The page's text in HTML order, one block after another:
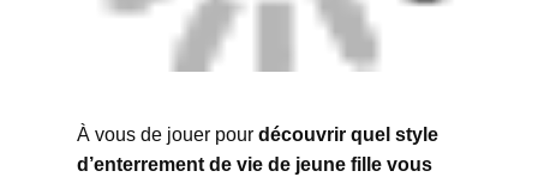
À vous de jouer pour découvrir quel style
d’enterrement de vie de jeune fille vous